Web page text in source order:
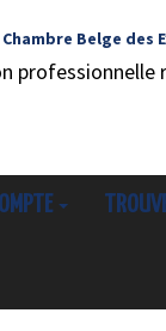
Chambre Belge
professionnelle